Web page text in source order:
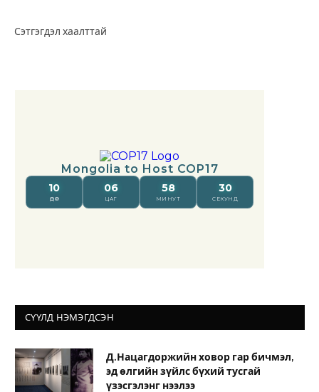
Сэтгэгдэл хаалттай
СҮҮЛД НЭМЭГДСЭН
Д.Нацагдоржийн ховор гар бичмэл,
эд өлгийн зүйлс бүхий тусгай
үзэсгэлэнг нээлээ